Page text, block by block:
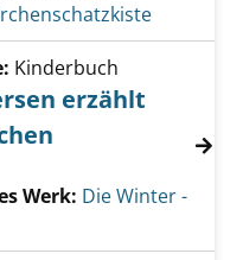
Kinderbuch
erzählt
Werk: Die Winter -